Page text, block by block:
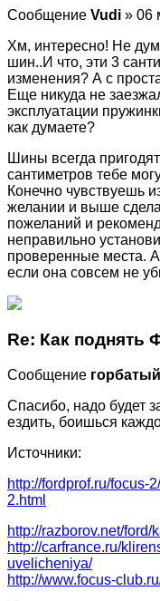
Сообщение Vudi » 06
Хм, интересно! Не
шин..И что, эти 3
изменения? А с
Еще никуда не
эксплуатации
как думаете?
Шины всегда
сантиметров тебе
Конечно чувствуешь
желании и выше
пожеланий и
неправильно
проверенные места.
если она совсем не
Re: Как поднять
Сообщение горбатый
Спасибо, надо будет
ездить, боишься
Источники:
http://fordprof.ru/focus-
2.html
http://razborov.net/ford/
http://carfrance.ru/
uvelicheniya/
http://www.focus-